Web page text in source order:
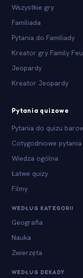
Wszystkie gry
Familiada
Pytania do Familiady
Kreator gry Family
Jeopardy
Kreator Jeopardy
Pytania quizowe
Pytania do quizu
Cotygodniowe
Wiedza ogólna
Łatwe quizy
Filmy
WEDŁUG KATEGORII
Geografia
Nauka
Zwierzęta
WEDŁUG DEKADY